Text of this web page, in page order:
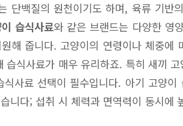
단백질의 원천이기도 하며, 육류 기반
습식사료와 같은 브랜드는 다양한 영
해 줍니다. 고양이의 연령이나 체중에
습식사료가 매우 유리하죠. 특히 새끼
식사료 선택이 필수입니다. 아기 고양
니다; 섭취 시 체력과 면역력이 동시에